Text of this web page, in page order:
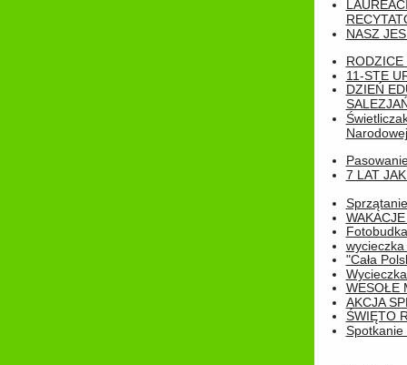
NASZ
RODZICE
11-STE
DZIEŃ
Narodowej
7 LAT
Fotobudka
"Cała
WESOŁE
AKCJA
ŚWIĘTO
Spotkanie